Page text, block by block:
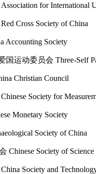
for International
Cross Society of China
Accounting Society
运动委员会 Three-Self
Christian Council
Society for
Monetary Society
Society of China
Chinese Society of Science
Society and